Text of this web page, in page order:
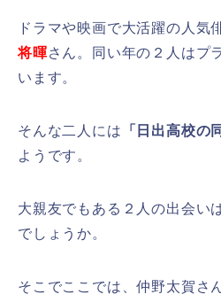
ドラマや映画で大活躍の人気
将暉さん。同い年の２人はプ
います。
そんな二人には 「日出高校の
ようです。
大親友でもある２人の出会い
でしょうか。
そこでここでは、仲野太賀さ